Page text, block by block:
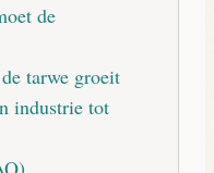
de
tarwe groeit
industrie tot